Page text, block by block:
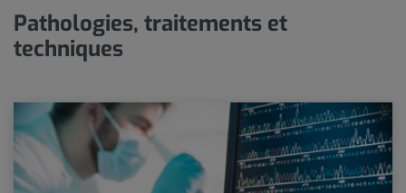
Pathologies, traitements et
techniques